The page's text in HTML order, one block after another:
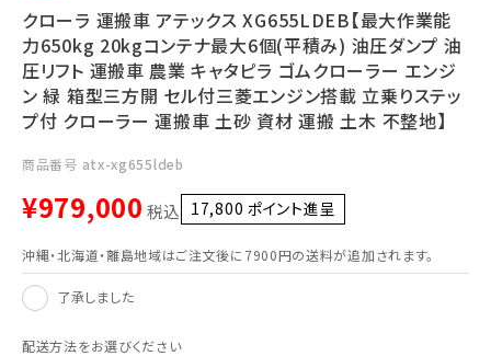
FAXでのご注文
0739-72-4532
24時間受付
クローラ 運搬車 アテックス XG655LDEB【最大作業能
力650kg 20kgコンテナ最大6個(平積み) 油圧ダンプ 油
圧リフト 運搬車 農業 キャタピラ ゴムクローラー エンジ
ン 緑 箱型三方開 セル付三菱エンジン搭載 立乗りステッ
プ付 クローラー 運搬車 土砂 資材 運搬 土木 不整地】
商品番号 atx-xg655ldeb
¥979,000 税込 17,800 ポイント進呈 ]
沖縄・北海道・離島地域はご注文後に7900円の送料が追加されます。
了承しました
配送方法をお選びください